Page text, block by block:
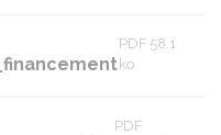
PDF 58.1
ko
PDF